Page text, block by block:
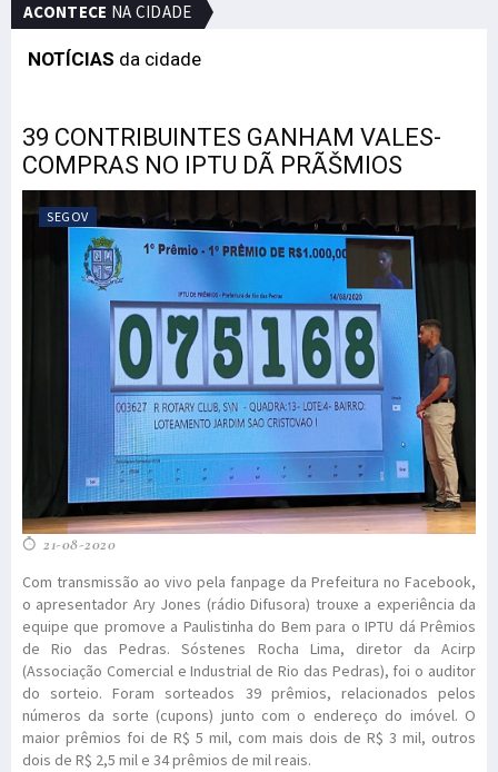
ACONTECE NA CIDADE
NOTÍCIAS da cidade
39 CONTRIBUINTES GANHAM VALES-
COMPRAS NO IPTU DÃ PRÃŠMIOS
SEGOV
21-08-2020
Com transmissão ao vivo pela fanpage da Prefeitura no Facebook,
o apresentador Ary Jones (rádio Difusora) trouxe a experiência da
equipe que promove a Paulistinha do Bem para o IPTU dá Prêmios
de Rio das Pedras. Sóstenes Rocha Lima, diretor da Acirp
(Associação Comercial e Industrial de Rio das Pedras), foi o auditor
do sorteio. Foram sorteados 39 prêmios, relacionados pelos
números da sorte (cupons) junto com o endereço do imóvel. O
maior prêmios foi de R$ 5 mil, com mais dois de R$ 3 mil, outros
dois de R$ 2,5 mil e 34 prêmios de mil reais.